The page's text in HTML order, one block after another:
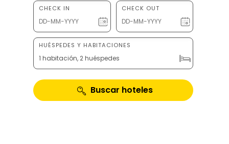
CHECK IN CHECK OUT
HUÉSPEDES Y HABITACIONES
1 habitación, 2 huéspedes
Buscar hoteles